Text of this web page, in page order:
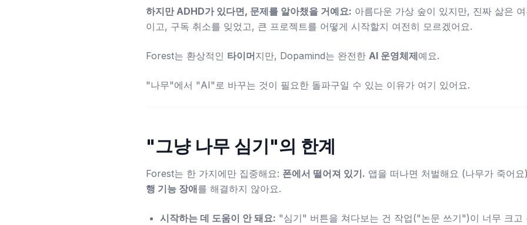
하지만 ADHD가 있다면, 문제를 알아챘을 거예요: 아름다운 가상 숲이 있지만, 진짜 삶은
이고, 구독 취소를 잊었고, 큰 프로젝트를 어떻게 시작할지 여전히 모르겠어요.
Forest는 환상적인 타이머지만, Dopamind는 완전한 AI 운영체제예요.
"나무"에서 "AI"로 바꾸는 것이 필요한 돌파구일 수 있는 이유가 여기 있어요.
"그냥 나무 심기"의 한계
Forest는 한 가지에만 집중해요: 폰에서 떨어져 있기. 앱을 떠나면 처벌해요 (나무가 죽어
행 기능 장애를 해결하지 않아요.
시작하는 데 도움이 안 돼요: "심기" 버튼을 쳐다보는 건 작업("논문 쓰기")이 너무 크고